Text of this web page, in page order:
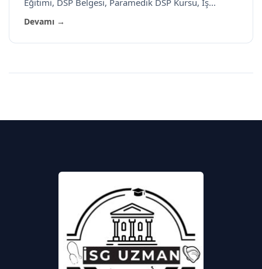
Eğitimi, DSP Belgesi, Paramedik DSP Kursu, İş...
Devamı →